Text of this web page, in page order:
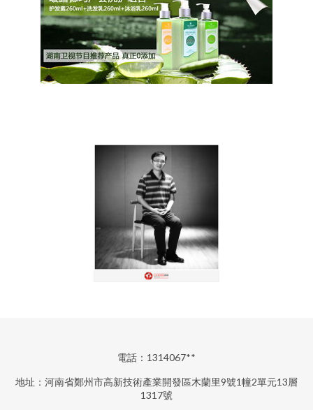
電話：1314067**
地址：河南省鄭州市高新技術產業開發區木蘭里9號1幢2單元13層
1317號